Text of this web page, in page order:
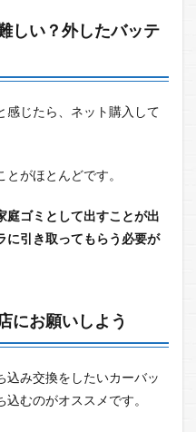
しい？外したバッテ
感じたら、ネット購入して
がほとんどです。
庭ゴミとして出すことが出
に引き取ってもらう必要が
にお願いしよう
込み交換をしたいカーバッ
むのがオススメです。